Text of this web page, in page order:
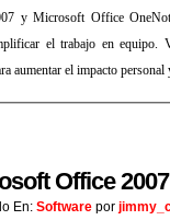
y Microsoft Office
el trabajo en equipo.
aumentar el impacto
Office
En: Software por